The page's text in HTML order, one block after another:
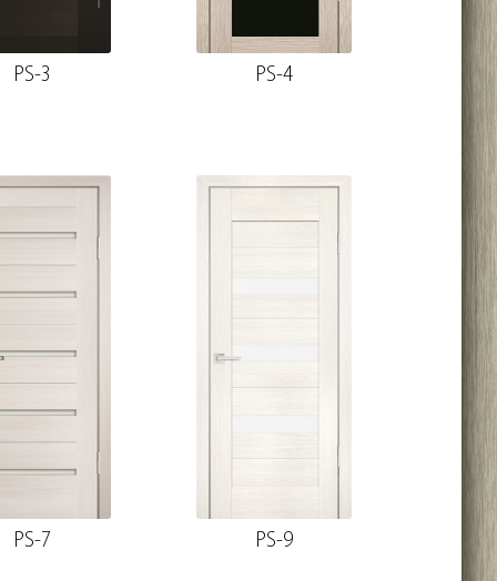
PS-3 PS-4
PS-7 PS-9